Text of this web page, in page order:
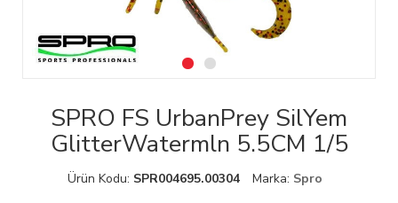
SPRO FS UrbanPrey SilYem
GlitterWatermln 5.5CM 1/5
Ürün Kodu: SPR004695.00304 Marka: Spro